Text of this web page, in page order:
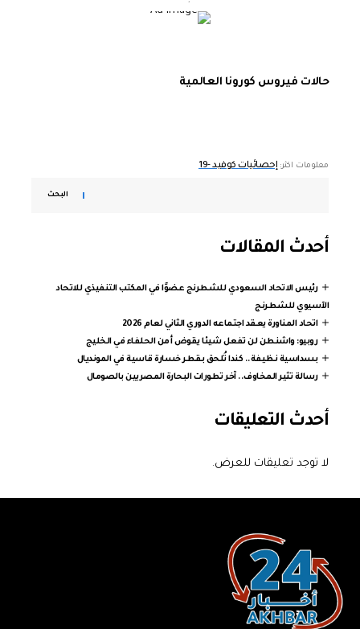
حالات فيروس كورونا العالمية
معلومات اكثر: إحصائيات كوفيد -19
البحث
أحدث المقالات
رئيس الاتحاد السعودي للشطرنج عضوًا في المكتب التنفيذي للاتحاد
الآسيوي للشطرنج
اتحاد المناورة يعقد اجتماعه الدوري الثاني لعام 2026
روبيو: واشنطن لن تفعل شيئا يقوض أمن الحلفاء في الخليج
بسداسية نظيفة.. كندا تُلحق بقطر خسارة قاسية في المونديال
رسالة تثير المخاوف.. آخر تطورات البحارة المصريين بالصومال
أحدث التعليقات
لا توجد تعليقات للعرض.